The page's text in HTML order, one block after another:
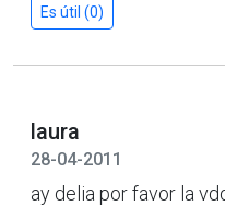
Es útil (0)
laura
28-04-2011
ay delia por favor la